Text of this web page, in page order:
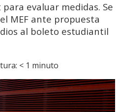
evaluar medidas. Se
MEF ante propuesta
al boleto estudiantil
< 1 minuto